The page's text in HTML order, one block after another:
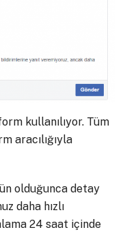
kullanılıyor. Tüm
aracılığıyla
olduğunca detay
daha hızlı
24 saat içinde